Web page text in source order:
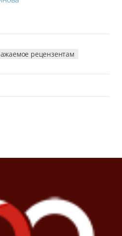
рецензентам